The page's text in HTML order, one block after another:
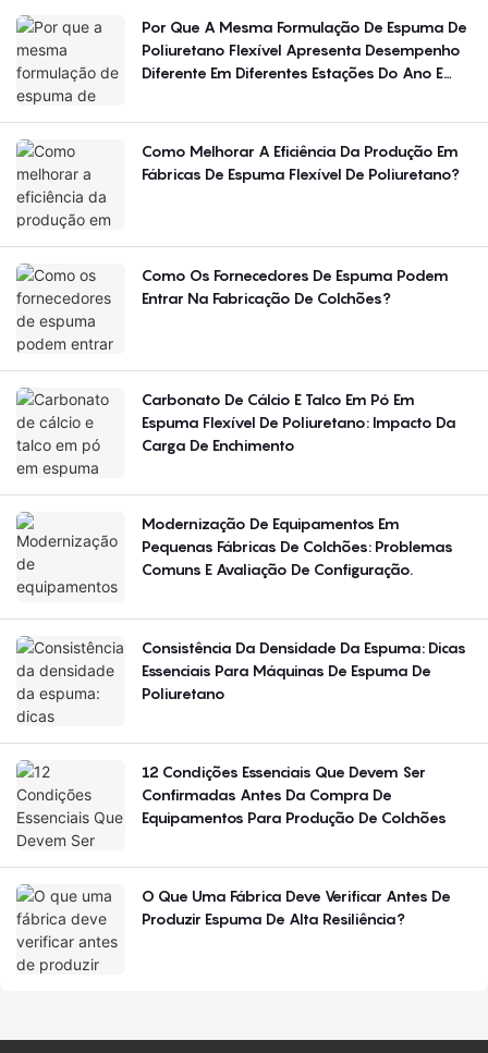
Por Que A Mesma Formulação De Espuma De
Poliuretano Flexível Apresenta Desempenho
Diferente Em Diferentes Estações Do Ano E
Como Melhorar A Eficiência Da Produção Em
Fábricas De Espuma Flexível De Poliuretano?
Como Os Fornecedores De Espuma Podem
Entrar Na Fabricação De Colchões?
Carbonato De Cálcio E Talco Em Pó Em
Espuma Flexível De Poliuretano: Impacto Da
Carga De Enchimento
Modernização De Equipamentos Em
Pequenas Fábricas De Colchões: Problemas
Comuns E Avaliação De Configuração.
Consistência Da Densidade Da Espuma: Dicas
Essenciais Para Máquinas De Espuma De
Poliuretano
12 Condições Essenciais Que Devem Ser
Confirmadas Antes Da Compra De
Equipamentos Para Produção De Colchões
O Que Uma Fábrica Deve Verificar Antes De
Produzir Espuma De Alta Resiliência?